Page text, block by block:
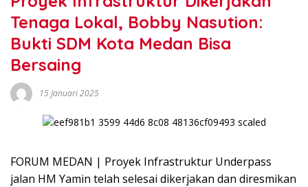
Tenaga Lokal, Bobby Nasution:
Bukti SDM Kota Medan Bisa
Bersaing
15 Januari 2025
FORUM MEDAN | Proyek Infrastruktur Underpass
jalan HM Yamin telah selesai dikerjakan dan diresmikan